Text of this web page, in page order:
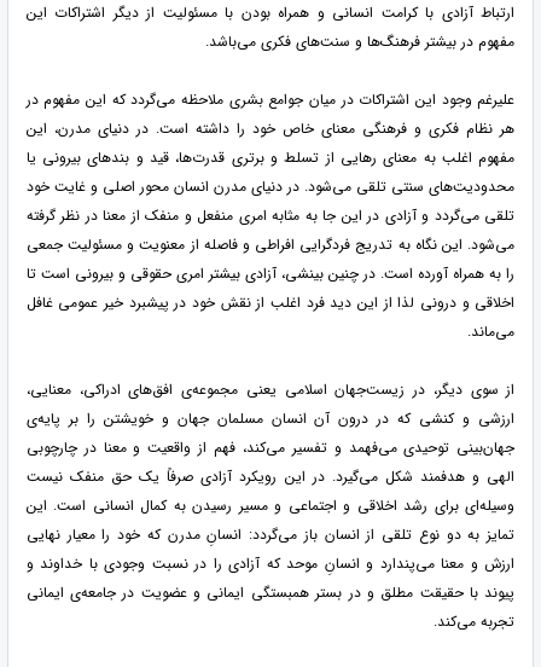
ارتباط آزادی با کرامت انسانی و همراه بودن با مسئولیت از دیگر اشتراکات این
مفهوم در بیشتر فرهنگ‌ها و سنت‌های فکری می‌باشد.
علیرغم وجود این اشتراکات در میان جوامع بشری ملاحظه می‌گردد که این مفهوم در
هر نظام فکری و فرهنگی معنای خاص خود را داشته است. در دنیای مدرن، این
مفهوم اغلب به معنای رهایی از تسلط و برتری قدرت‌ها، قید و بندهای بیرونی یا
محدودیت‌های سنتی تلقی می‌شود. در دنیای مدرن انسان محور اصلی و غایت خود
تلقی می‌گردد و آزادی در این جا به مثابه امری منفعل و منفک از معنا در نظر گرفته
می‌شود. این نگاه به تدریج فردگرایی افراطی و فاصله از معنویت و مسئولیت جمعی
را به همراه آورده است. در چنین بینشی، آزادی بیشتر امری حقوقی و بیرونی است تا
اخلاقی و درونی لذا از این دید فرد اغلب از نقش خود در پیشبرد خیر عمومی غافل
می‌ماند.
از سوی دیگر، در زیست‌جهان اسلامی یعنی مجموعه‌ی افق‌های ادراکی، معنایی،
ارزشی و کنشی که در درون آن انسان مسلمان جهان و خویشتن را بر پایه‌ی
جهان‌بینی توحیدی می‌فهمد و تفسیر می‌کند، فهم از واقعیت و معنا در چارچوبی
الهی و هدفمند شکل می‌گیرد. در این رویکرد آزادی صرفاً یک حق منفک نیست
وسیله‌ای برای رشد اخلاقی و اجتماعی و مسیر رسیدن به کمال انسانی است. این
تمایز به دو نوع تلقی از انسان باز می‌گردد: انسانِ مدرن که خود را معیار نهایی
ارزش و معنا می‌پندارد و انسانِ موحد که آزادی را در نسبت وجودی با خداوند و
پیوند با حقیقت مطلق و در بستر همبستگی ایمانی و عضویت در جامعه‌ی ایمانی
تجربه می‌کند.